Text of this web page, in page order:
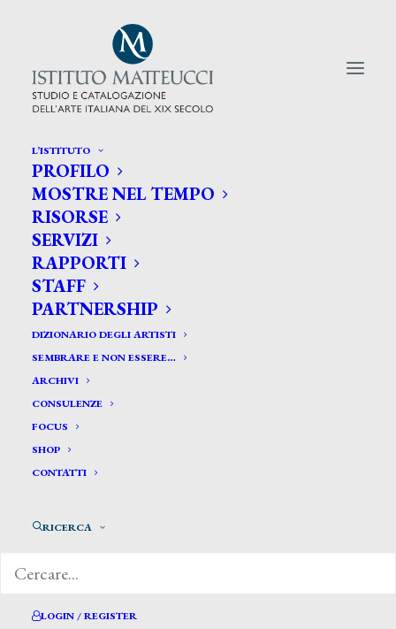
L’ISTITUTO
PROFILO
MOSTRE NEL TEMPO
RISORSE
SERVIZI
RAPPORTI
STAFF
PARTNERSHIP
DIZIONARIO DEGLI ARTISTI
SEMBRARE E NON ESSERE…
ARCHIVI
CONSULENZE
FOCUS
SHOP
CONTATTI
RICERCA
LOGIN / REGISTER
CERCA TRA GLI ARTISTI:
Search
for: